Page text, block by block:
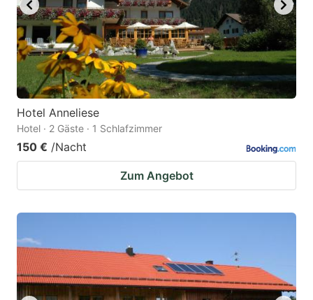
Hotel Anneliese
Hotel · 2 Gäste · 1 Schlafzimmer
150 € /Nacht
Zum Angebot